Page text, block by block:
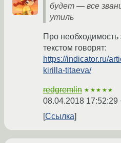
будет — все
утиль
Про
текстом говорят:
https://indicator.ru/
kirilla-titaeva/
redgremlin ★★★★★
08.04.2018 17:52:29
Ссылка